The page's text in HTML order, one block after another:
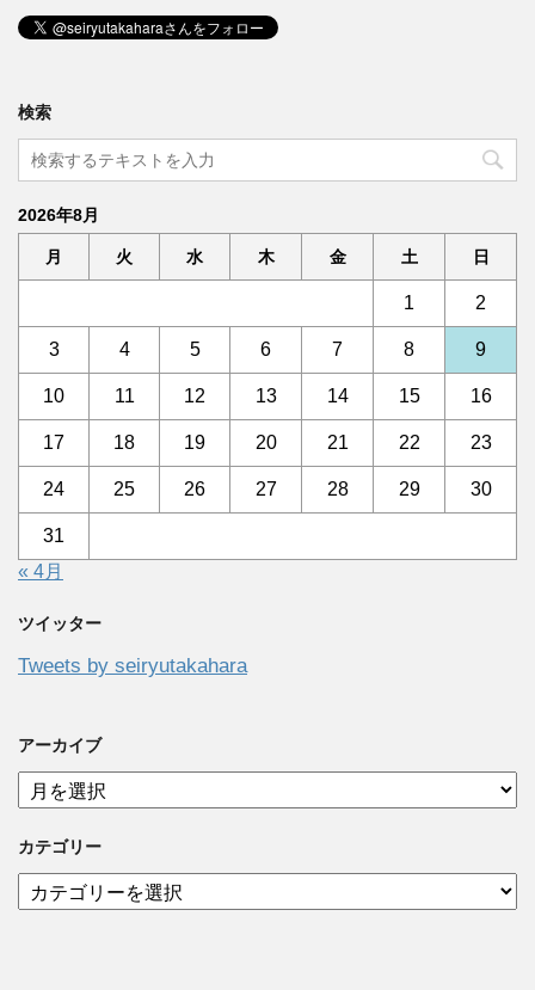
検索
2026年8月
月 火 水 木 金 土 日
1 2
3 4 5 6 7 8 9
10 11 12 13 14 15 16
17 18 19 20 21 22 23
24 25 26 27 28 29 30
31
« 4月
ツイッター
Tweets by seiryutakahara
アーカイブ
ア
ー
イ
カテゴリー
テ